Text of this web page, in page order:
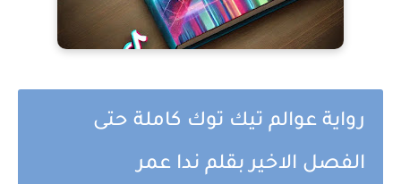
رواية عوالم تيك توك كاملة حتى
الفصل الاخير بقلم ندا عمر